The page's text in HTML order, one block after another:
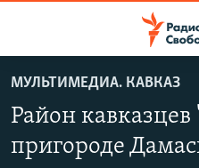
упрощенного
доступа
ПРОГРАММЫ
ПОДКАСТЫ
АВТОРСКИЕ ПРОЕКТЫ
МУЛЬТИМЕДИА. КАВКАЗ
Район
пригороде